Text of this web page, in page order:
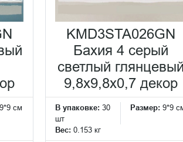
9*9 см
KMD3STA026GN
Бахия 4 серый
светлый глянцевый
9,8x9,8x0,7 декор
В упаковке: 30
шт
Размер: 9*9
Вес: 0.153 кг